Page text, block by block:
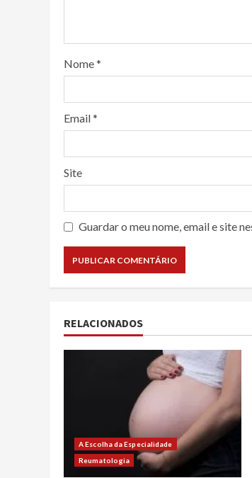
Nome*
Email*
Site
Guardar o meu nome, email e site
RELACIONADOS
A Escolha da Especialidade
Reumatologia